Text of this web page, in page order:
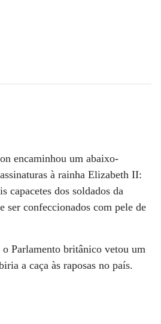
encaminhou um abaixo-
à rainha Elizabeth II:
capacetes dos soldados da
ser confeccionados com pele de
o Parlamento britânico vetou um
a caça às raposas no país.